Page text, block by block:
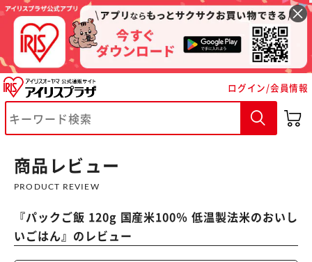
ログイン/会員情報
商品レビュー
PRODUCT REVIEW
『パックご飯 120g 国産米100％ 低温製法米のおいし
いごはん』のレビュー